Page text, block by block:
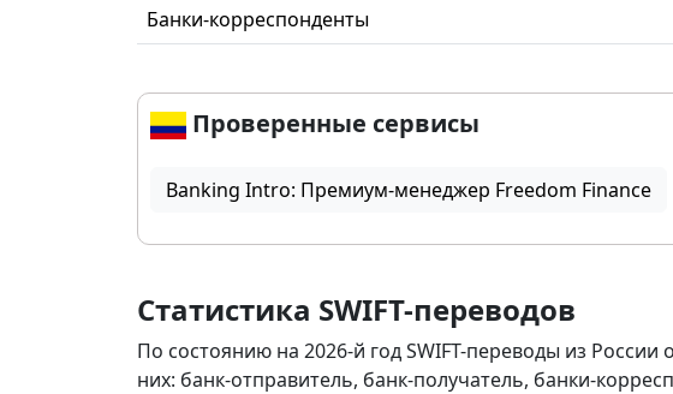
Банки-корреспонденты
Проверенные сервисы
Banking Intro: Премиум-менеджер Freedom Finance
Статистика SWIFT-переводов
По состоянию на 2026-й год SWIFT-переводы из
них: банк-отправитель, банк-получатель, банки-